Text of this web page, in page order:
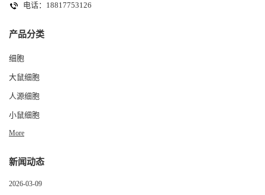
电话：18817753126
产品分类
细胞
大鼠细胞
人源细胞
小鼠细胞
More
新闻动态
2026-03-09